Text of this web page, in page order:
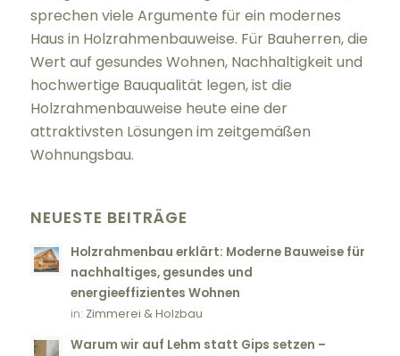
sprechen viele Argumente für ein modernes
Haus in Holzrahmenbauweise. Für Bauherren, die
Wert auf gesundes Wohnen, Nachhaltigkeit und
hochwertige Bauqualität legen, ist die
Holzrahmenbauweise heute eine der
attraktivsten Lösungen im zeitgemäßen
Wohnungsbau.
NEUESTE BEITRÄGE
Holzrahmenbau erklärt: Moderne Bauweise für
nachhaltiges, gesundes und
energieeffizientes Wohnen
in: Zimmerei & Holzbau
Warum wir auf Lehm statt Gips setzen –